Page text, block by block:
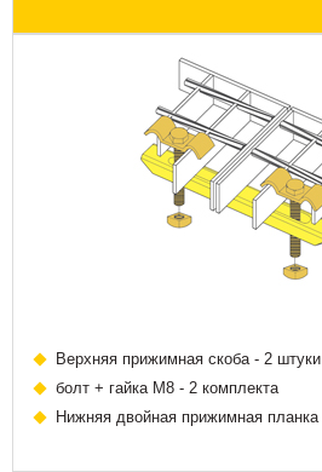
Верхняя прижимная скоба - 2 штуки
болт + гайка М8 - 2 комплекта
Нижняя двойная прижимная планка